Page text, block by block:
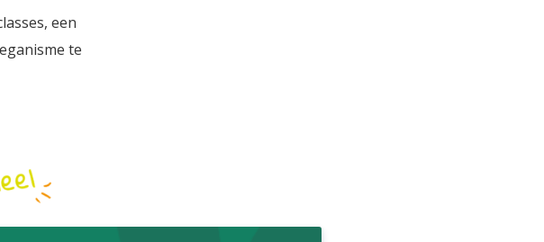
een
te